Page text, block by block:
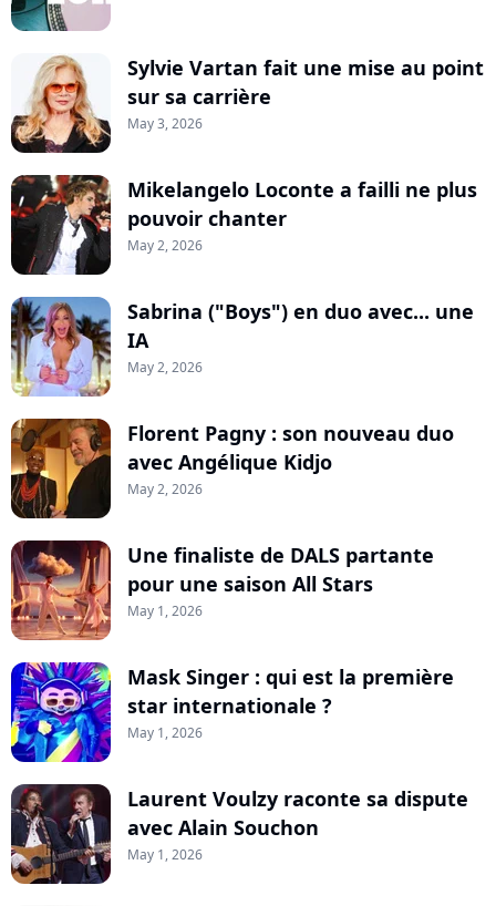
Sylvie Vartan fait une mise au point
sur sa carrière
May 3, 2026
Mikelangelo Loconte a failli ne plus
pouvoir chanter
May 2, 2026
Sabrina ("Boys") en duo avec... une
IA
May 2, 2026
Florent Pagny : son nouveau duo
avec Angélique Kidjo
May 2, 2026
Une finaliste de DALS partante
pour une saison All Stars
May 1, 2026
Mask Singer : qui est la première
star internationale ?
May 1, 2026
Laurent Voulzy raconte sa dispute
avec Alain Souchon
May 1, 2026